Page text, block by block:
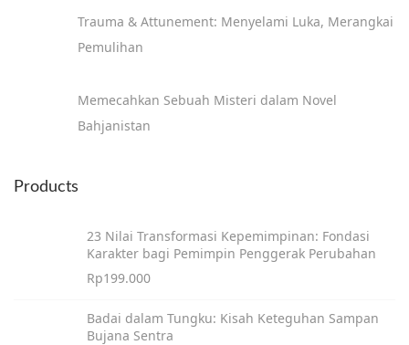
Trauma & Attunement: Menyelami Luka, Merangkai
Pemulihan
Memecahkan Sebuah Misteri dalam Novel
Bahjanistan
Products
23 Nilai Transformasi Kepemimpinan: Fondasi
Karakter bagi Pemimpin Penggerak Perubahan
Rp199.000
Badai dalam Tungku: Kisah Keteguhan Sampan
Bujana Sentra